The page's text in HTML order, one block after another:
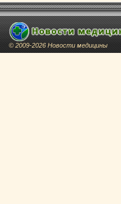
© 2009-2026 Новости медицины